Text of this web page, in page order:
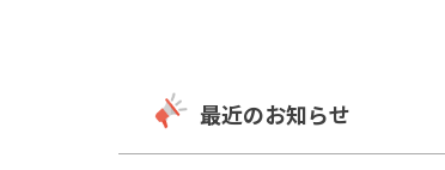
最近のお知らせ